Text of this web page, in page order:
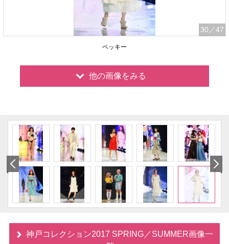
30 ／47
ベッキー
他の画像をみる
神戸コレクション2017 SPRING／SUMMER画像一